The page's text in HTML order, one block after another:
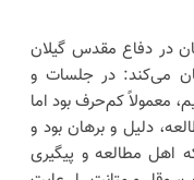
در دفاع مقدس گیلان
می‌کند: در جلسات و
معمولاً کم‌حرف بود اما
دلیل و برهان بود و
اهل مطالعه و پیگیری